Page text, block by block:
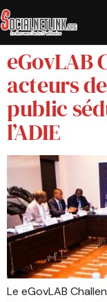
eGovLAB
acteurs
public
l’ADIE
Le eGovLAB